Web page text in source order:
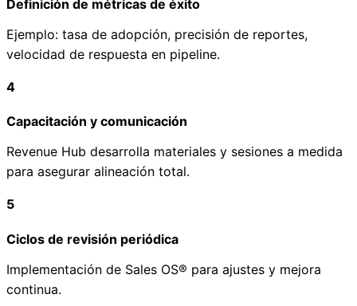
Definición de métricas de éxito
Ejemplo: tasa de adopción, precisión de reportes,
velocidad de respuesta en pipeline.
4
Capacitación y comunicación
Revenue Hub desarrolla materiales y sesiones a medida
para asegurar alineación total.
5
Ciclos de revisión periódica
Implementación de Sales OS® para ajustes y mejora
continua.